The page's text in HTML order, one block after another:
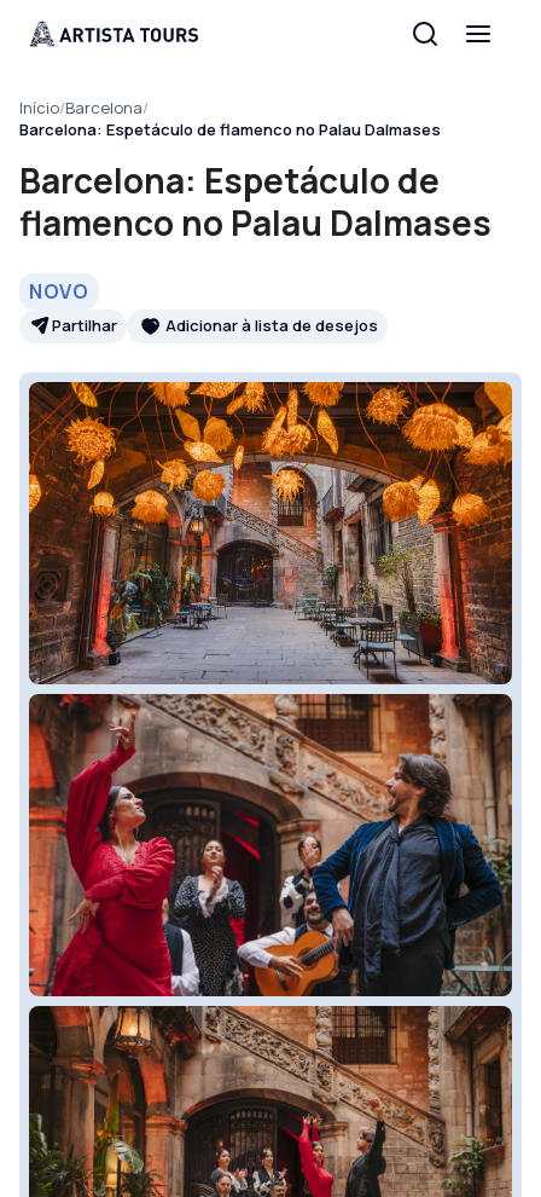
Início/Barcelona/
Barcelona: Espetáculo de flamenco no Palau Dalmases
Barcelona: Espetáculo de
flamenco no Palau Dalmases
NOVO
Partilhar Adicionar à lista de desejos